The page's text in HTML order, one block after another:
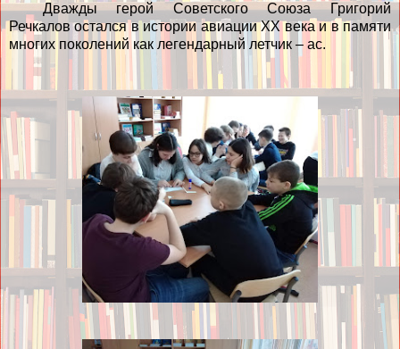
Дважды герой Советского Союза Григорий
Речкалов остался в истории авиацииXX века и в памяти
многих поколений как легендарный летчик – ас.